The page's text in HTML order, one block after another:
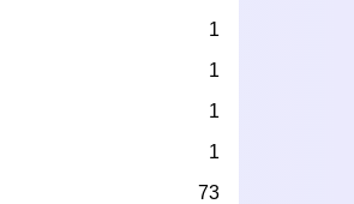
1
1
1
1
73